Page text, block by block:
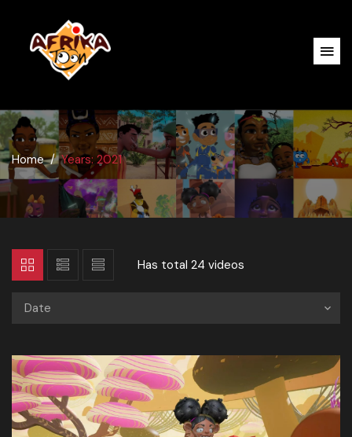
Home Years: 2021
Has total 24 videos
Date